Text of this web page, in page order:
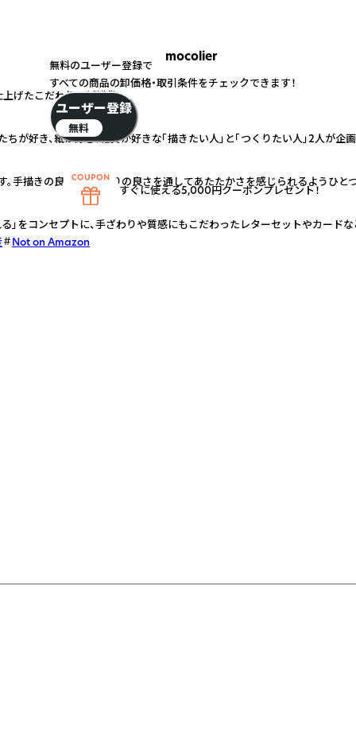
mocolier
上げたこだわりの紙雑貨
が好き、紙が好き、雑貨が好きな「描きたい人」と「つくりたい人」2人が企
手描きの良さ・手づくりの良さを通してあたたかさを感じられるようひと
る」をコンセプトに、手ざわりや質感にもこだわったレターセットやカード
Not on Amazon
無料のユーザー登録で
すべての商品の卸価格・取引条件をチェックできます！
ユーザー登録
無料
すぐに使える5,000円クーポンプレゼント！